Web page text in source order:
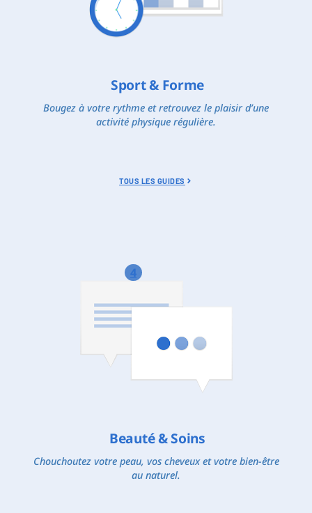
Sport & Forme
Bougez à votre rythme et retrouvez le plaisir d’une
activité physique régulière.
TOUS LES GUIDES
4
Beauté & Soins
Chouchoutez votre peau, vos cheveux et votre bien-être
au naturel.